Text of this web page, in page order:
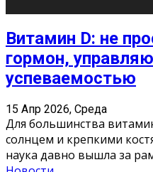
Витамин D: не
гормон,
успеваемостью
15 Апр 2026, Среда
Для большинства
солнцем и крепкими
наука давно вышла за